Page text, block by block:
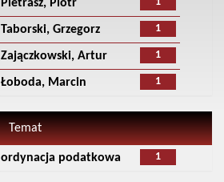
Pietrasz, Piotr
1
Taborski, Grzegorz
1
Zajączkowski, Artur
1
Łoboda, Marcin
Temat
1
ordynacja podatkowa